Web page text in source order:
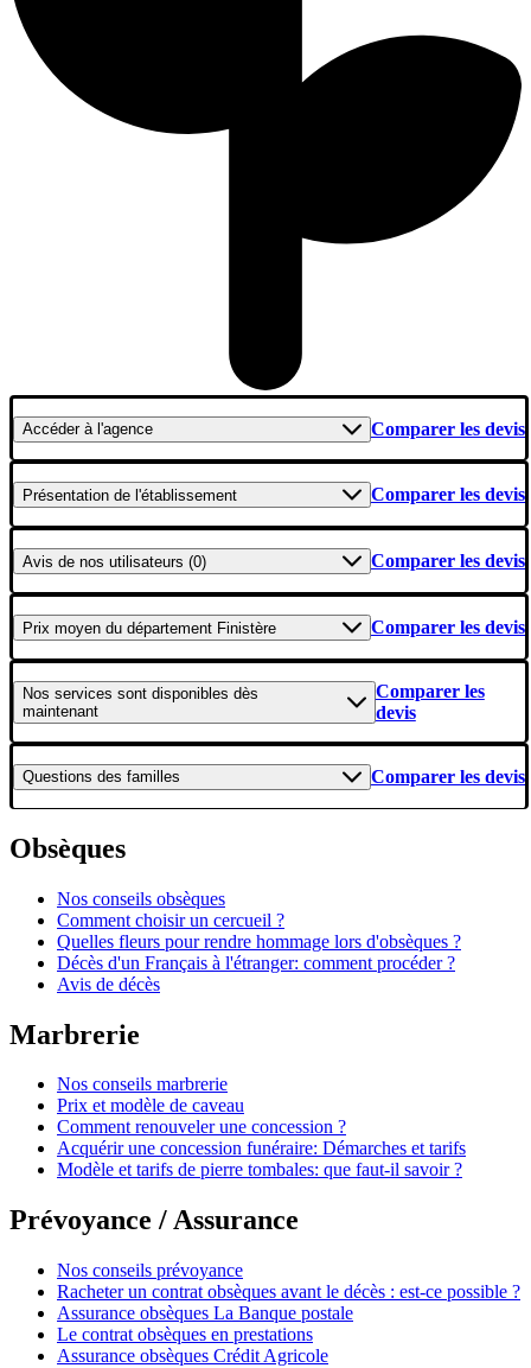
Accéderà l'agence Comparer les devis
Présentation de l'établissement Comparer les devis
Avis de nos utilisateurs (0) Comparer les devis
Prix moyen du département Finistère Comparer les devis
Nos services sont disponibles dès
maintenant
Comparer les
devis
Questions des familles Comparer les devis
Obsèques
Nos conseils obsèques
Comment choisir un cercueil ?
Quelles fleurs pour rendre hommage lors d'obsèques ?
Décès d'un Français à l'étranger: comment procéder ?
Avis de décès
Marbrerie
Nos conseils marbrerie
Prix et modèle de caveau
Comment renouveler une concession ?
Acquérir une concession funéraire: Démarches et tarifs
Modèle et tarifs de pierre tombales: que faut-il savoir ?
Prévoyance / Assurance
Nos conseils prévoyance
Racheter un contrat obsèques avant le décès : est-ce possible ?
Assurance obsèques La Banque postale
Le contrat obsèques en prestations
Assurance obsèques Crédit Agricole